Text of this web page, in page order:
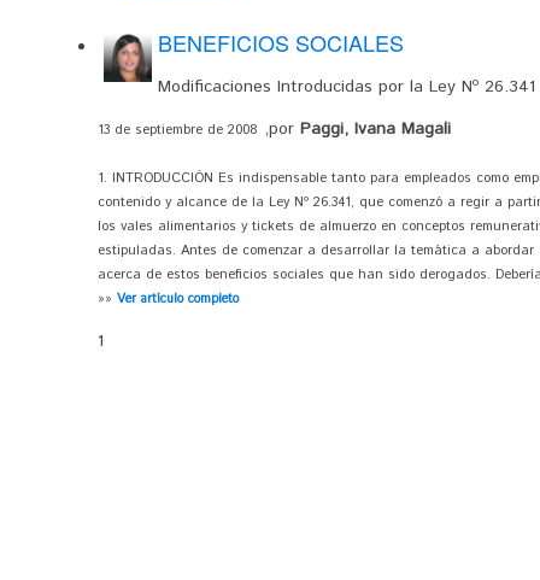
BENEFICIOS SOCIALES
Modificaciones Introducidas por la Ley Nº 26.341
13 de septiembre de 2008 ,por Paggi, Ivana Magali
1. INTRODUCCIÓN Es indispensable tanto para empleados como
contenido y alcance de la Ley Nº 26.341, que comenzó a regir a
los vales alimentarios y tickets de almuerzo en conceptos
estipuladas. Antes de comenzar a desarrollar la temática a
acerca de estos beneficios sociales que han sido derogados.
»» Ver artículo completo
1